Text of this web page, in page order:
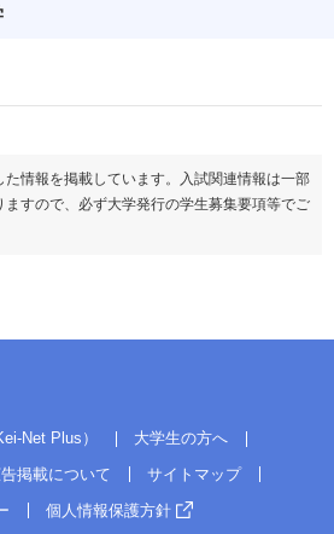
情報を掲載しています。入試関連情報は一部
すので、必ず大学発行の学生募集要項等でご
Net Plus）
大学生の方へ
掲載について
サイトマップ
個人情報保護方針